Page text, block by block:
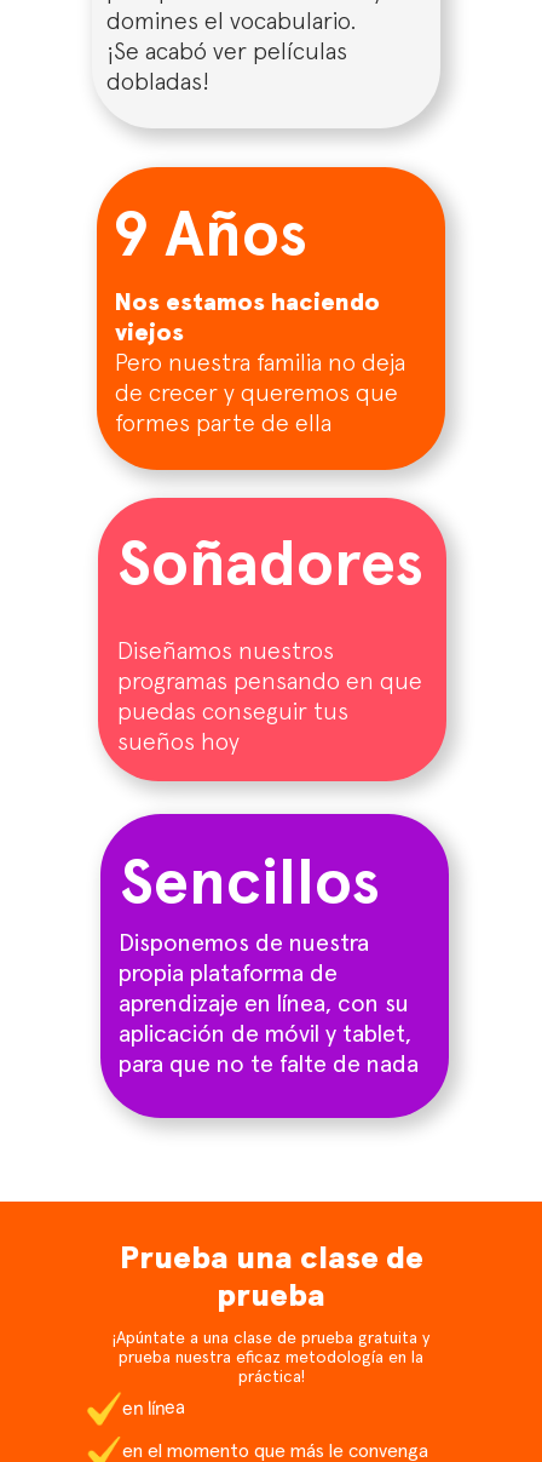
domines el vocabulario.
¡Se acabó ver películas
dobladas!
Nos estamos haciendo
viejos
Pero nuestra familia no deja
de crecer y queremos que
formes parte de ella
9 Años
Soñadores
Diseñamos nuestros
programas pensando en que
puedas conseguir tus
sueños hoy
Sencillos
Disponemos de nuestra
propia plataforma de
aprendizaje en línea, con su
aplicación de móvil y tablet,
para que no te falte de nada
Prueba una clase de
prueba
¡Apúntate a una clase de prueba gratuita y
prueba nuestra eficaz metodología en la
práctica!
en línea
en el momento que más le convenga